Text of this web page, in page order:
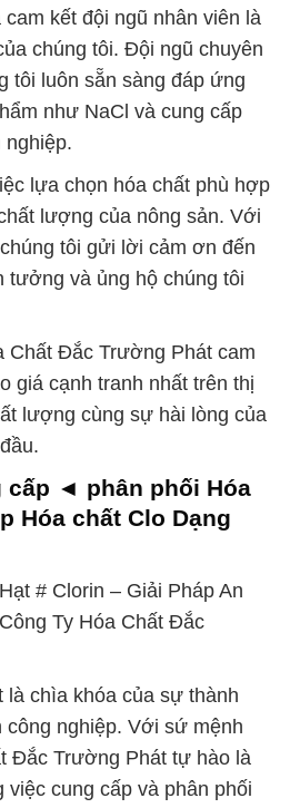
kết đội ngũ nhân viên là
chúng tôi. Đội ngũ chuyên
tôi luôn sẵn sàng đáp ứng
như NaCl và cung cấp
nghiệp.
lựa chọn hóa chất phù hợp
lượng của nông sản. Với
tôi gửi lời cảm ơn đến
tưởng và ủng hộ chúng tôi
Chất Đắc Trường Phát cam
giá cạnh tranh nhất trên thị
lượng cùng sự hài lòng của
cấp ◄ phân phối Hóa
Hóa chất Clo Dạng
# Clorin – Giải Pháp An
Ty Hóa Chất Đắc
là chìa khóa của sự thành
công nghiệp. Với sứ mệnh
Đắc Trường Phát tự hào là
cung cấp và phân phối